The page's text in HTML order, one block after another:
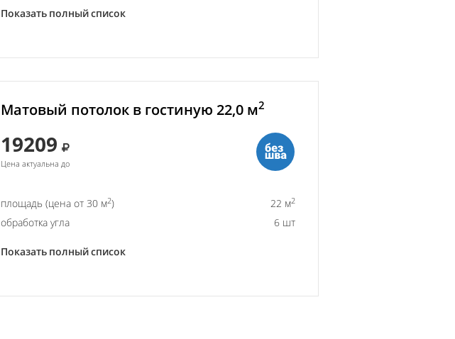
Показать полный список
Матовый потолок в гостиную 22,0 м2
19209
Цена актуальна до
площадь (цена от 30 м2) 22 м2
обработка угла 6 шт
Показать полный список